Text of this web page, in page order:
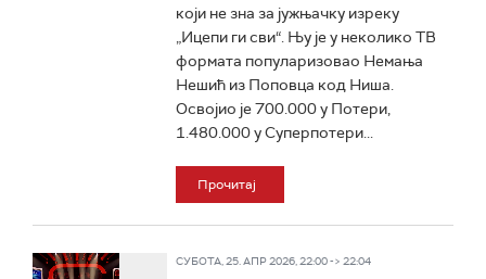
који не зна за јужњачку изреку
„Ицепи ги сви“. Њу је у неколико ТВ
формата популаризовао Немања
Нешић из Поповца код Ниша.
Освојио је 700.000 у Потери,
1.480.000 у Суперпотери...
Прочитај
СУБОТА, 25. АПР 2026, 22:00 -> 22:04